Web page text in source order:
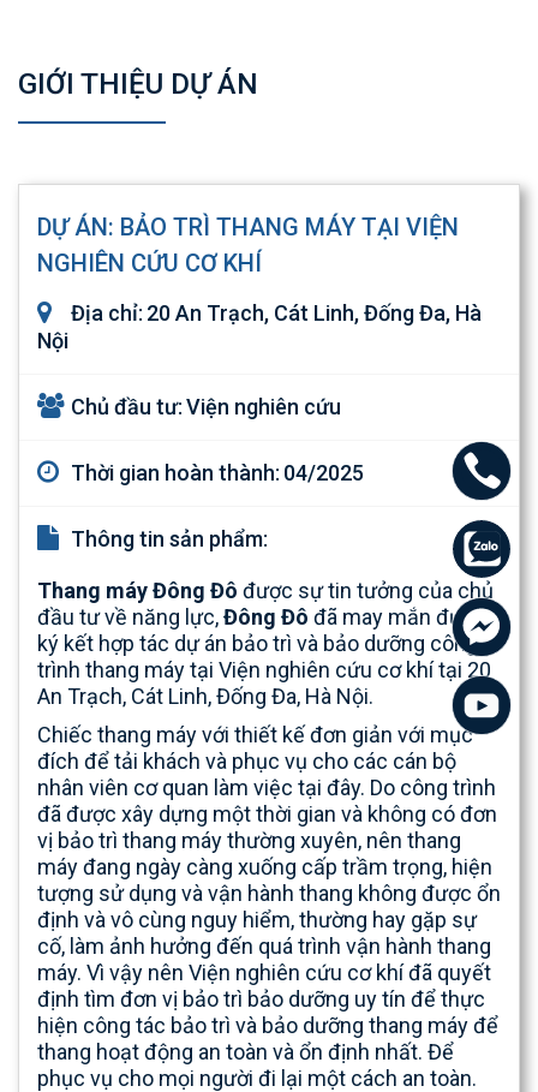
GIỚI THIỆU DỰ ÁN
DỰ ÁN: BẢO TRÌ THANG MÁY TẠI VIỆN
NGHIÊN CỨU CƠ KHÍ
Địa chỉ: 20 An Trạch, Cát Linh, Đống Đa, Hà
Nội
Chủ đầu tư:Viện nghiên cứu
Thời gian hoàn thành: 04/2025
Thông tin sản phẩm:
Thang máy Đông Đô được sự tin tưởng của chủ
đầu tư về năng lực,Đông Đô đã may mắn được
ký kết hợp tác dự án bảo trì và bảo dưỡng công
trình thang máy tại Viện nghiên cứu cơ khí tại 20
An Trạch, Cát Linh, Đống Đa, Hà Nội.
Chiếc thang máy với thiết kế đơn giản với mục
đích để tải khách và phục vụ cho các cán bộ
nhân viên cơ quan làm việc tại đây. Do công trình
đã được xây dựng một thời gian và không có đơn
vị bảo trì thang máy thường xuyên, nên thang
máy đang ngày càng xuống cấp trầm trọng, hiện
tượng sử dụng và vận hành thang không được ổn
định và vô cùng nguy hiểm, thường hay gặp sự
cố, làm ảnh hưởng đến quá trình vận hành thang
máy. Vì vậy nên Viện nghiên cứu cơ khí đã quyết
định tìm đơn vị bảo trì bảo dưỡng uy tín để thực
hiện công tác bảo trì và bảo dưỡng thang máy để
thang hoạt động an toàn và ổn định nhất. Để
phục vụ cho mọi người đi lại một cách an toàn.